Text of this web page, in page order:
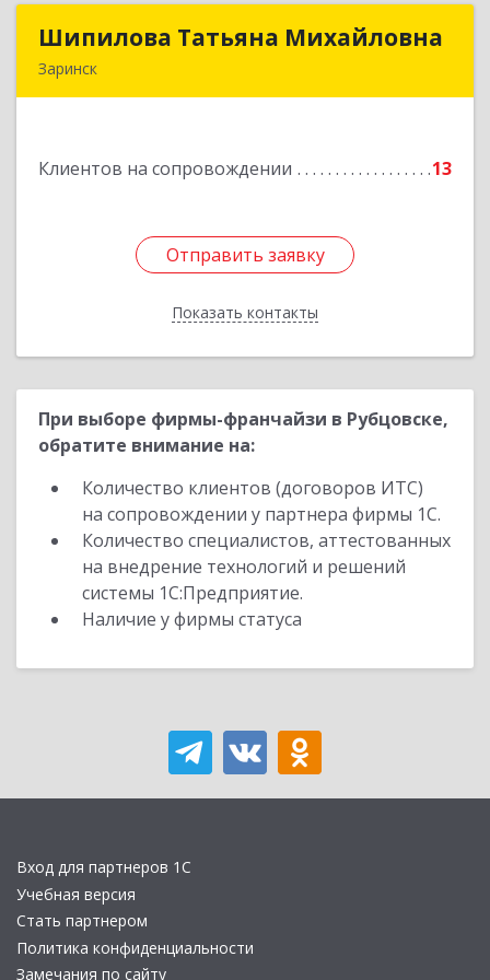
Шипилова Татьяна Михайловна
Заринск
Клиентов на сопровождении 13
Отправить заявку
Показать контакты
Шипилова Татьяна Михайловна
Отправить заявку
Назад
При выборе фирмы-франчайзи в Рубцовске,
обратите внимание на:
Количество клиентов (договоров ИТС)
на сопровождении у партнера фирмы 1С.
Количество специалистов, аттестованных
на внедрение технологий и решений
системы 1С:Предприятие.
Наличие у фирмы статуса
Вход для партнеров 1С
Учебная версия
Стать партнером
Политика конфиденциальности
Замечания по сайту